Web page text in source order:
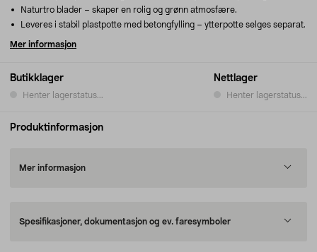
Butikklager
Henter lagerstatus...
Nettlager
Henter lagerstatus...
Naturtro blader – skaper en rolig og grønn atmosfære.
Leveres i stabil plastpotte med betongfylling – ytterpotte selges separat.
Mer informasjon
Produktinformasjon
Mer informasjon
Spesifikasjoner, dokumentasjon og ev. faresymboler